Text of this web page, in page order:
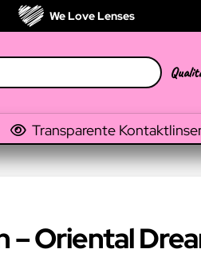
We Love Lenses
Transparente
– Oriental